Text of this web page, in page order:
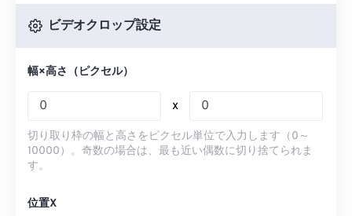
ビデオクロップ設定
幅×高さ（ピクセル）
x
切り取り枠の幅と高さをピクセル単位で入力します（0～
10000）。奇数の場合は、最も近い偶数に切り捨てられま
す。
位置X